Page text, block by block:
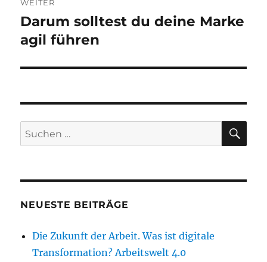
WEITER
Nächster
Beitrag:
Darum solltest du deine Marke
agil führen
Suche
nach:
NEUESTE BEITRÄGE
Die Zukunft der Arbeit. Was ist digitale
Transformation? Arbeitswelt 4.0